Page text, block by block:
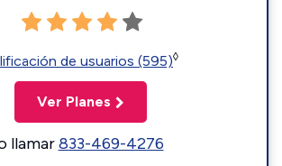
de usuarios (595)◊
Ver Planes
llamar833-469-4276